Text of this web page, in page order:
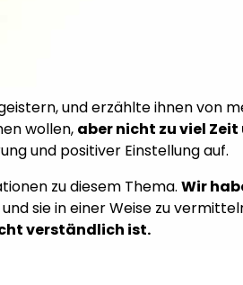
und erzählte ihnen von
wollen, aber nicht zu viel Zeit
und positiver Einstellung auf.
zu diesem Thema. Wir
sie in einer Weise zu
verständlich ist.